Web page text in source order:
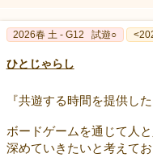
2026春 土 - G12 試遊○
ひとじゃらし
『共遊する時間を提供した
ボードゲームを通じて人
深めていきたいと考えて